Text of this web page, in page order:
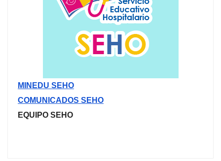
MINEDU SEHO
COMUNICADOS SEHO
EQUIPO SEHO